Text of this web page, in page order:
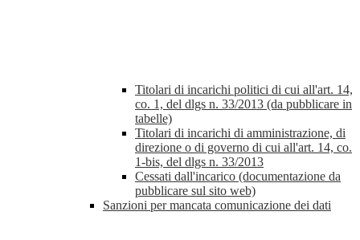
Titolari di incarichi politici di cui all'art. 14,
co. 1, del dlgs n. 33/2013 (da pubblicare in
tabelle)
Titolari di incarichi di amministrazione, di
direzione o di governo di cui all'art. 14, co.
1-bis, del dlgs n. 33/2013
Cessati dall'incarico (documentazione da
pubblicare sul sito web)
Sanzioni per mancata comunicazione dei dati